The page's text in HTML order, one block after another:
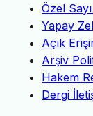
Özel
Yapay
Açık
Arşiv
Hakem
Dergi